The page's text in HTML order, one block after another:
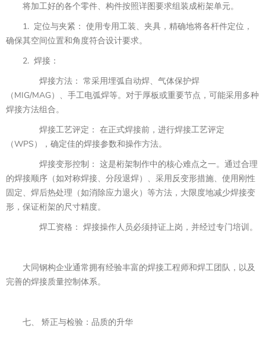
将加工好的各个零件、构件按照详图要求组装成桁架单元。
1. 定位与夹紧： 使用专用工装、夹具，精确地将各杆件定位，
确保其空间位置和角度符合设计要求。
2. 焊接：
焊接方法： 常采用埋弧自动焊、气体保护焊
（MIG/MAG）、手工电弧焊等。对于厚板或重要节点，可能采用多种
焊接方法组合。
焊接工艺评定： 在正式焊接前，进行焊接工艺评定
（WPS），确定佳的焊接参数和操作方法。
焊接变形控制： 这是桁架制作中的核心难点之一。通过合理
的焊接顺序（如对称焊接、分段退焊）、采用反变形措施、使用刚性
固定、焊后热处理（如消除应力退火）等方法，大限度地减少焊接变
形，保证桁架的尺寸精度。
焊工资格： 焊接操作人员必须持证上岗，并经过专门培训。
大同钢构企业通常拥有经验丰富的焊接工程师和焊工团队，以及
完善的焊接质量控制体系。
七、 矫正与检验：品质的升华